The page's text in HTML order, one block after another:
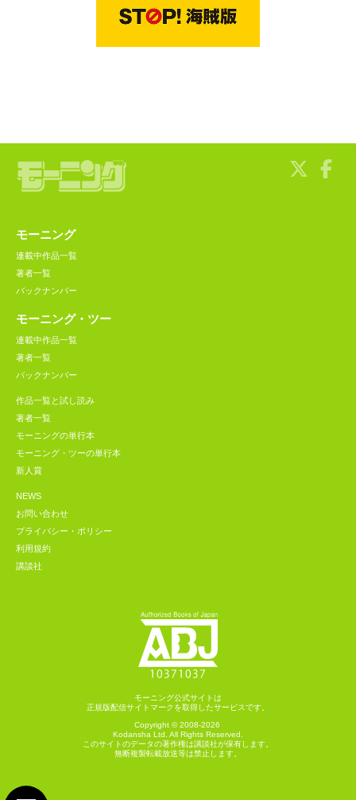
モーニング
連載中作品一覧
著者一覧
バックナンバー
モーニング・ツー
連載中作品一覧
著者一覧
バックナンバー
作品一覧と試し読み
著者一覧
モーニングの単行本
モーニング・ツーの単行本
新人賞
NEWS
お問い合わせ
プライバシー・ポリシー
利用規約
講談社
モーニング公式サイトは
正規版配信サイトマークを取得したサービスです。
Copyright © 2008-2026
Kodansha Ltd. All Rights Reserved.
このサイトのデータの著作権は講談社が保有します。
無断複製転載放送等は禁止します。